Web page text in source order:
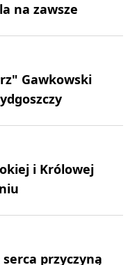
na zawsze
Gawkowski
i Królowej
przyczyną